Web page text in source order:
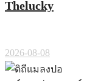
Thelucky
2026-08-08